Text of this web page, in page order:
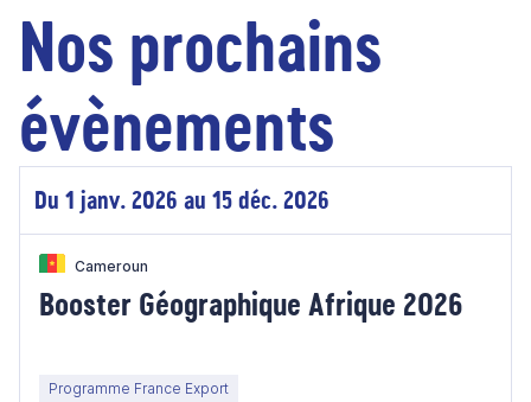
Nos prochains
évènements
Du 1 janv. 2026 au 15 déc. 2026
Cameroun
Booster Géographique Afrique 2026
Programme France Export